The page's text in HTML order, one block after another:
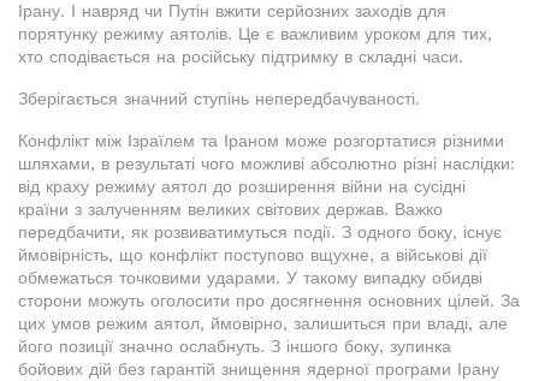
Ірану. І навряд чи Путін вжити серйозних заходів для
порятунку режиму аятолів. Це є важливим уроком для тих,
хто сподівається на російську підтримку в складні часи.
Зберігається значний ступінь непередбачуваності.
Конфлікт між Ізраїлем та Іраном може розгортатися різними
шляхами, в результаті чого можливі абсолютно різні наслідки:
від краху режиму аятол до розширення війни на сусідні
країни з залученням великих світових держав. Важко
передбачити, як розвиватимуться події. З одного боку, існує
ймовірність, що конфлікт поступово вщухне, а військові дії
обмежаться точковими ударами. У такому випадку обидві
сторони можуть оголосити про досягнення основних цілей. За
цих умов режим аятол, ймовірно, залишиться при владі, але
його позиції значно ослабнуть. З іншого боку, зупинка
бойових дій без гарантій знищення ядерної програми Ірану